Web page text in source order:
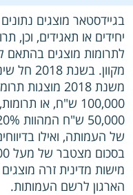
בגיידסטאר מוצגים
יחידים או תאגידים, וכן,
לתרומות מוצגים בהתאם
מקוון.
משנת 2018
100,000 ש"ח, או
מישות מדינית זרה
הארגון לרשם העמותות.